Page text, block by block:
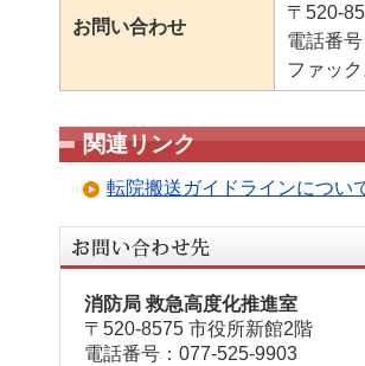
お問い合わせ
〒520-
電話番
ファッ
関連リンク
転院搬送ガイドラインについ
消防局 救急高度化推進室
〒520-8575 市役所新館2階
電話番号：077-525-9903